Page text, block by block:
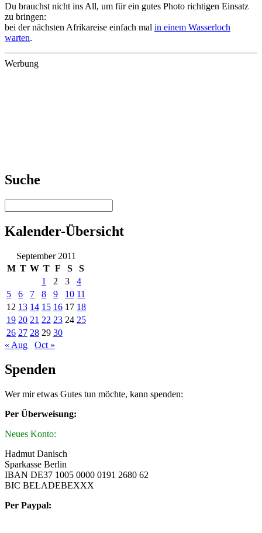
Du brauchst nicht ins All, um für ein gutes Photo richtigen Einsatz
zu bringen:
bei der nächsten Afrikareise einfach mal in einem Wasserloch
warten.
Werbung
Suche
Kalender-Übersicht
September 2011
M T W T F S
S
1
2 3
4
5
6 7 8 9 10 11
12 13 14 15 16 17 18
19 20 21 22 23 24 25
26 27 28 29 30
« Aug
Oct »
Spenden
Wer mir etwas Gutes tun möchte, kann spenden:
Per Überweisung:
Neues Konto:
Hadmut Danisch
Sparkasse Berlin
IBAN DE37 1005 0000 0191 2680 62
BIC BELADEBEXXX
Per Paypal: